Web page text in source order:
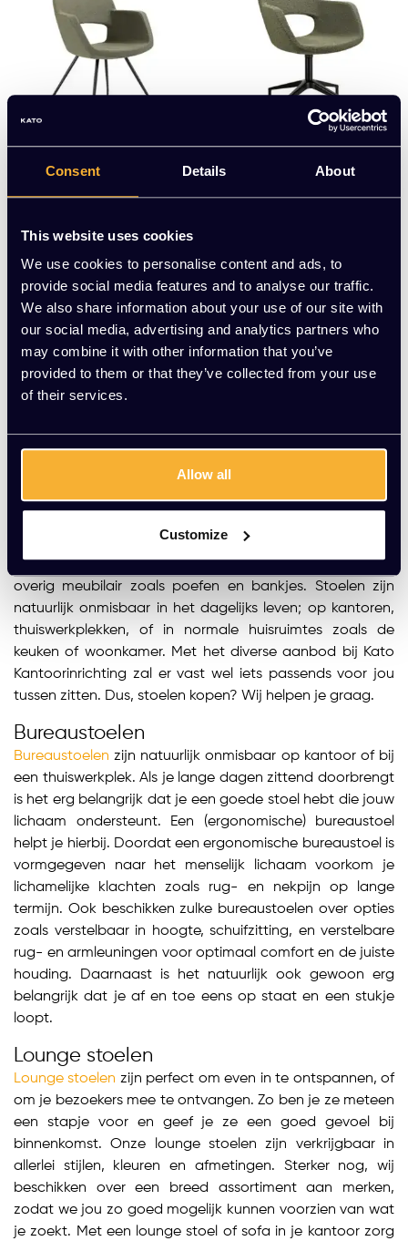
Consent Details About
This website uses cookies
We use cookies to personalise content and ads, to
provide social media features and to analyse our traffic.
We also share information about your use of our site with
our social media, advertising and analytics partners who
may combine it with other information that you’ve
provided to them or that they’ve collected from your use
of their services.
Allow all
Customize
EUR 285,00 Excl. btw
...
Stoelen bij Kato Kantoorinrichting
Ben jij op zoek naar een stoel, maar weet je niet zo goed
soorten stoelen; niet alleen bureaustoelen, maar ook
lounge stoelen, vergaderstoelen, barkrukken en zelfs
overig meubilair zoals poefen en bankjes. Stoelen zijn
natuurlijk onmisbaar in het dagelijks leven; op kantoren,
thuiswerkplekken, of in normale huisruimtes zoals de
keuken of woonkamer. Met het diverse aanbod bij Kato
Kantoorinrichting zal er vast wel iets passends voor jou
tussen zitten. Dus, stoelen kopen? Wij helpen je graag.
Bureaustoelen
Bureaustoelenzijn natuurlijk onmisbaar op kantoor of bij
een thuiswerkplek. Als je lange dagen zittend doorbrengt
is het erg belangrijk dat je een goede stoel hebt die jouw
lichaam ondersteunt. Een (ergonomische) bureaustoel
helpt je hierbij. Doordat een ergonomische bureaustoel is
vormgegeven naar het menselijk lichaam voorkom je
lichamelijke klachten zoals rug- en nekpijn op lange
termijn. Ook beschikken zulke bureaustoelen over opties
zoals verstelbaar in hoogte, schuifzitting, en verstelbare
rug- en armleuningen voor optimaal comfort en de juiste
houding. Daarnaast is het natuurlijk ook gewoon erg
belangrijk dat je af en toe eens op staat en een stukje
loopt.
Lounge stoelen
Lounge stoelen zijn perfect om even in te ontspannen, of
om je bezoekers mee te ontvangen. Zo ben je ze meteen
een stapje voor en geef je ze een goed gevoel bij
binnenkomst. Onze lounge stoelen zijn verkrijgbaar in
allerlei stijlen, kleuren en afmetingen. Sterker nog, wij
beschikken over een breed assortiment aan merken,
zodat we jou zo goed mogelijk kunnen voorzien van wat
je zoekt. Met een lounge stoel of sofa in je kantoor zorg